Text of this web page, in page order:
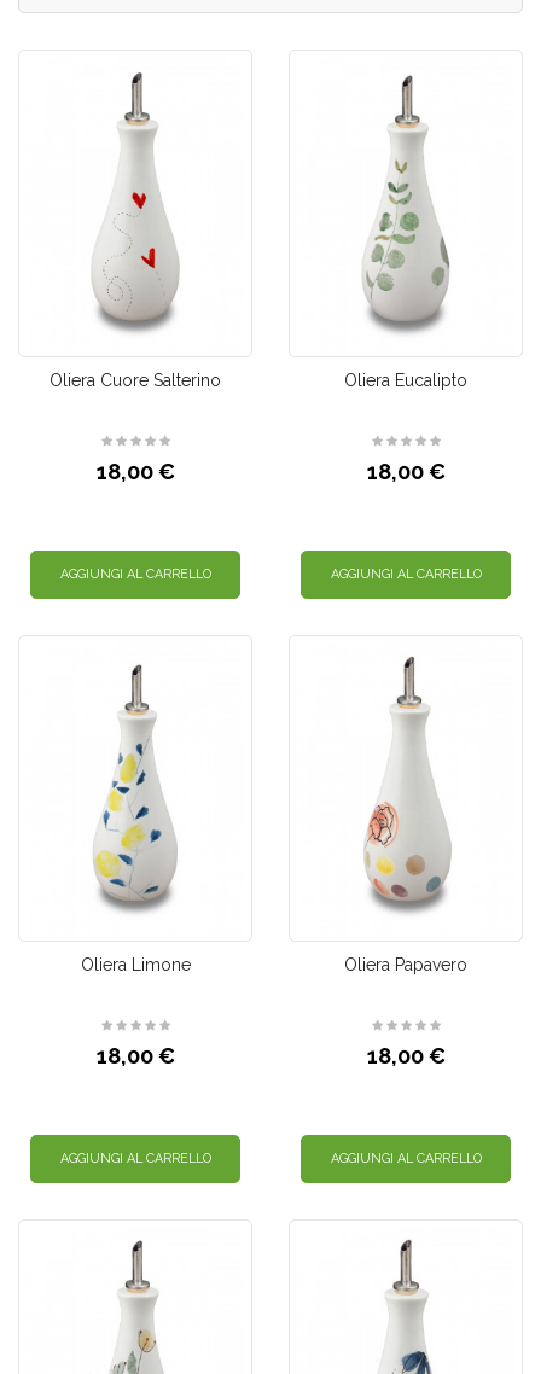
Oliera Cuore Salterino
18,00 €
AGGIUNGI AL CARRELLO
Oliera Eucalipto
18,00 €
AGGIUNGI AL CARRELLO
Oliera Limone
18,00 €
AGGIUNGI AL CARRELLO
Oliera Papavero
18,00 €
AGGIUNGI AL CARRELLO